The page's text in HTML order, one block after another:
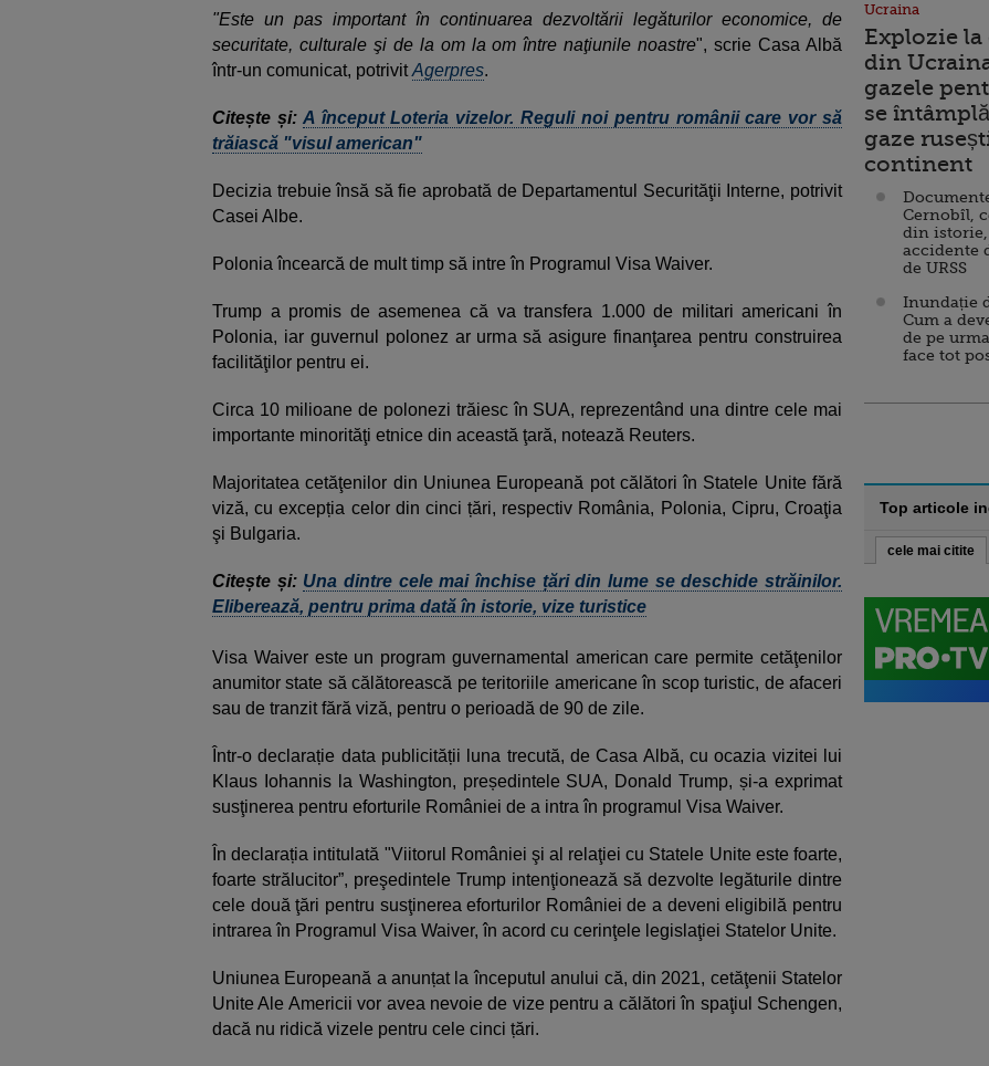
"Este un pas important în continuarea dezvoltării legăturilor economice, de
securitate, culturale şi de la om la om între naţiunile noastre", scrie Casa Albă
într-un comunicat, potrivitAgerpres.
Citește și: A început Loteria vizelor. Reguli noi pentru românii care vor să
trăiască "visul american"
Decizia trebuie însă să fie aprobată de Departamentul Securităţii Interne, potrivit
Casei Albe.
Polonia încearcă de mult timp să intre în Programul Visa Waiver.
Trump a promis de asemenea că va transfera 1.000 de militari americani în
Polonia, iar guvernul polonez ar urma să asigure finanţarea pentru construirea
facilităţilor pentru ei.
Circa 10 milioane de polonezi trăiesc în SUA, reprezentând una dintre cele mai
importante minorităţi etnice din această ţară, notează Reuters.
Majoritatea cetăţenilor din Uniunea Europeană pot călători în Statele Unite fără
viză, cu excepția celor din cinci țări, respectiv România, Polonia, Cipru, Croaţia
şi Bulgaria.
Citește și: Una dintre cele mai închise țări din lume se deschide străinilor.
Eliberează, pentru prima dată în istorie, vize turistice
Visa Waiver este un program guvernamental american care permite cetăţenilor
anumitor state să călătorească pe teritoriile americane în scop turistic, de afaceri
sau de tranzit fără viză, pentru o perioadă de 90 de zile.
Într-o declarație data publicității luna trecută, de Casa Albă, cu ocazia vizitei lui
Klaus Iohannis la Washington, președintele SUA, Donald Trump, și-a exprimat
susţinerea pentru eforturile României de a intra în programul Visa Waiver.
În declarația intitulată "Viitorul României şi al relaţiei cu Statele Unite este foarte,
foarte strălucitor”, preşedintele Trump intenţionează să dezvolte legăturile dintre
cele două ţări pentru susţinerea eforturilor României de a deveni eligibilă pentru
intrarea în Programul Visa Waiver, în acord cu cerinţele legislaţiei Statelor Unite.
Uniunea Europeană a anunțat la începutul anului că, din 2021, cetăţenii Statelor
Unite Ale Americii vor avea nevoie de vize pentru a călători în spaţiul Schengen,
dacă nu ridică vizele pentru cele cinci țări.
Ucraina
Explozie
din
gazele
se
gaze
continent
Cernobîl,
din istorie,
accidente
de URSS
Inundație
Cum a
de pe
face tot
Top articole
cele mai citite